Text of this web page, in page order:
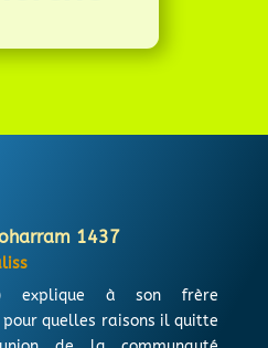
1437
explique à son frère
quelles raisons il quitte